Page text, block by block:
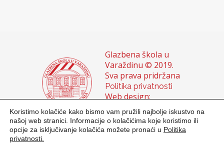
Glazbena škola u
Varaždinu © 2019.
Sva prava pridržana
Politika privatnosti
Web design:
Domagoj Sigur &
Sanja Buhin
Koristimo kolačiće kako bismo vam pružili najbolje iskustvo na
našoj web stranici. Informacije o kolačićima koje koristimo ili
opcije za isključivanje kolačića možete pronaći u Politika
privatnosti.